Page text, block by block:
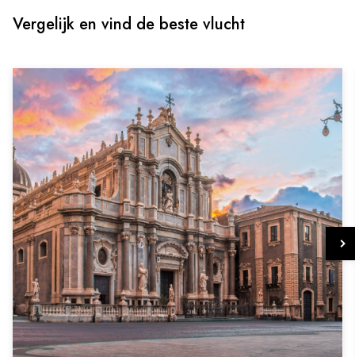
Vergelijk en vind de beste vlucht